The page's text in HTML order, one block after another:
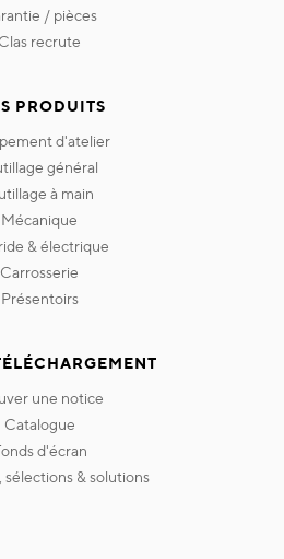
/ pièces
clas recrute
PRODUITS
d'atelier
général
outillage à main
mécanique
& électrique
carrosserie
présentoirs
une notice
catalogue
fonds d'écran
sélections & solutions